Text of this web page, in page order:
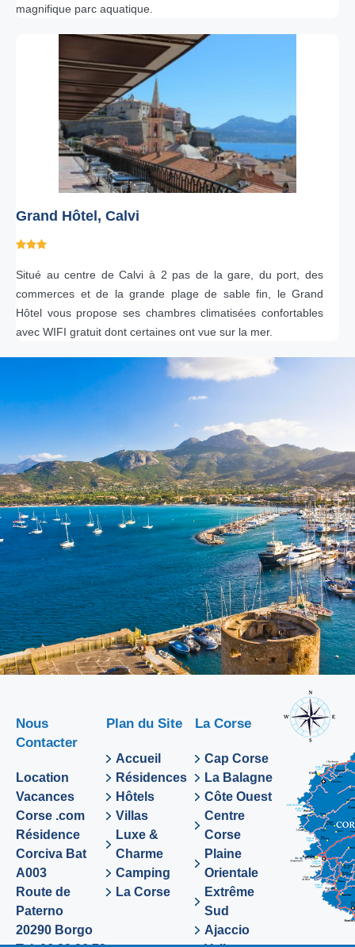
magnifique parc aquatique.
Grand Hôtel, Calvi
Situé au centre de Calvi à 2 pas de la gare, du port, des
commerces et de la grande plage de sable fin, le Grand
Hôtel vous propose ses chambres climatisées confortables
avec WIFI gratuit dont certaines ont vue sur la mer.
Nous
Contacter
Location
Vacances
Corse .com
Résidence
Corciva Bat
A003
Route de
Paterno
20290 Borgo
Plan du Site
Accueil
Résidences
Hôtels
Villas
Luxe &
Charme
Camping
La Corse
La Corse
Cap Corse
La Balagne
Côte Ouest
Centre
Corse
Plaine
Orientale
Extrême
Sud
Ajaccio